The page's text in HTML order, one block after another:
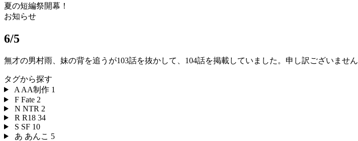
夏の短編祭開幕！
お知らせ
6/5
無才の男村雨、妹の背を追うが103話を抜かして、104話を掲載していました。申し訳ございません
タグから探す
A AA制作 1
F Fate 2
N NTR 2
R R18 34
S SF 10
あ あんこ 5